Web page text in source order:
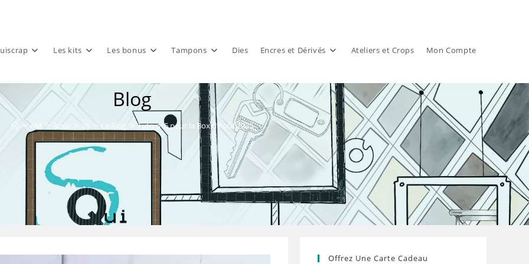
Les kits Les bonus Tampons Dies Encres et Dérivés Ateliers et Crops Mon Compte
Blog
> AM > Août 26 > Le Blog Tuto n°5 pour la Box d’Août 2025
Offrez Une Carte Cadeau